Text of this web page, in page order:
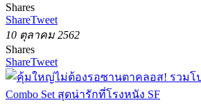
Shares
ShareTweet
10 ตุลาคม 2562
Shares
ShareTweet